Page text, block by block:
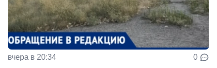
вчера в 20:34 0